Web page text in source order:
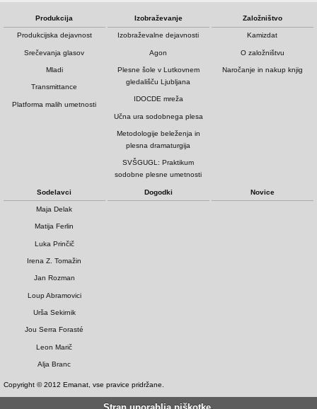
Produkcija
Produkcijska dejavnost
Srečevanja glasov
Mladi
Transmittance
Platforma malih umetnosti
Izobraževanje
Izobraževalne dejavnosti
Agon
Plesne šole v Lutkovnem
gledališču Ljubljana
IDOCDE mreža
Učna ura sodobnega plesa
Metodologije beleženja in
plesna dramaturgija
SVŠGUGL: Praktikum
sodobne plesne umetnosti
Založništvo
Kamizdat
O založništvu
Naročanje in nakup knjig
Sodelavci
Maja Delak
Matija Ferlin
Luka Prinčič
Irena Z. Tomažin
Jan Rozman
Loup Abramovici
Urša Sekirnik
Jou Serra Forasté
Leon Marič
Alja Branc
Dogodki Novice
Copyright © 2012 Emanat, vse pravice pridržane.